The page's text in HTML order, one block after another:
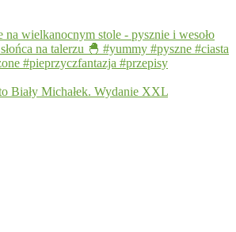
Biały Michałek. Wydanie XXL